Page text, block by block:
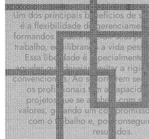
Um dos principais benefícios de
é a flexibilidade de
formandos podem decidir seus
trabalho, equilibrando a vida
Essa liberdade é especialmente
aqueles que desejam evitar a
convencionais. Ao se tornarem
os profissionais têm a
projetos que se alinhem com
valores, gerando um
com o trabalho e, por
resultados.